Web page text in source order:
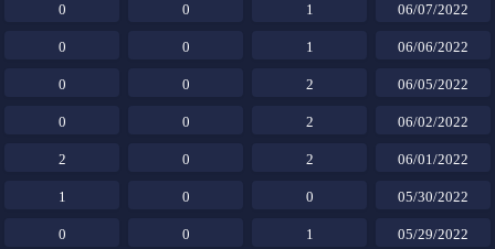
06/07/2022
1
0
0
06/06/2022
1
0
0
06/05/2022
2
0
0
06/02/2022
2
0
0
06/01/2022
2
0
2
05/30/2022
0
0
1
05/29/2022
1
0
0